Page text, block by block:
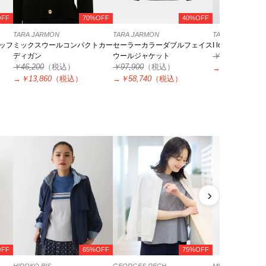
フ
70%OFF
TARA JARMON
ミックスウールコンパクトカー
ディガン
￥46,200 （税込）
→ ￥13,860 （税込）
40%OFF
TARA JARMON
セーラーカラーダブルフェイス
ウールジャケット
￥97,900 （税込）
→ ￥58,740 （税込）
TARA JARMON
I love TARAニッ
￥31,900
→
65%OFF 75%OFF
›